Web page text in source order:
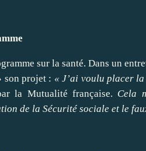
sur la santé. Dans un
sonprojet : « J’ai voulu placer la
la Mutualité française. Cela
de la Sécurité sociale et le